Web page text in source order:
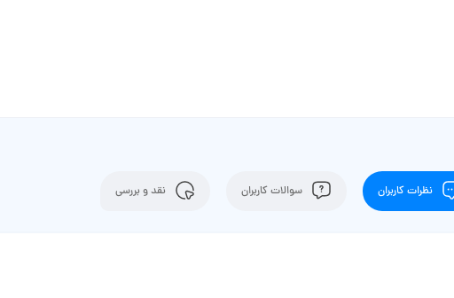
نظرات کاربران سوالات کاربران نقد و بررسی